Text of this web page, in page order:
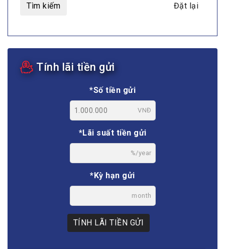
Tìm kiếm Đặt lại
Tính lãi tiền gửi
*Số tiền gửi
VNĐ
*Lãi suất tiền gửi
%/year
*Kỳ hạn gửi
month
TÍNH LÃI TIỀN GỬI